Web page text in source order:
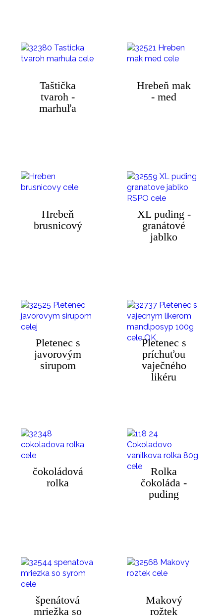
Taštička
tvaroh -
marhuľa
Hrebeň mak
- med
Hrebeň
brusnicový
XL puding -
granátové
jablko
Pletenec s
javorovým
sirupom
Pletenec s
príchuťou
vaječného
likéru
čokoládová
rolka
Rolka
čokoláda -
puding
špenátová
mriežka so
Makový
rožtek